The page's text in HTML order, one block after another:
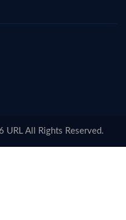
All Rights Reserved.